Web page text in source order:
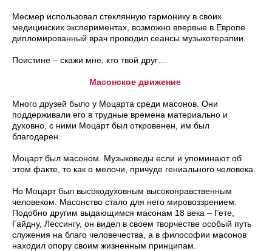
Месмер использовал стеклянную гармонику в своих
медицинских экспериментах, возможно впервые в Европе
дипломированный врач проводил сеансы музыкотерапии.
Поистине – скажи мне, кто твой друг…
Масонское движение
Много друзей было у Моцарта среди масонов. Они
поддерживали его в трудные времена материально и
духовно, с ними Моцарт был откровенен, им был
благодарен.
Моцарт был масоном. Музыковеды если и упоминают об
этом факте, то как о мелочи, причуде гениального человека.
Но Моцарт был высокодуховным высоконравственным
человеком. Масонство стало для него мировоззрением.
Подобно другим выдающимся масонам 18 века – Гете,
Гайдну, Лессингу, он видел в своем творчестве особый путь
служения на благо человечества, а в философии масонов
находил опору своим жизненным принципам.